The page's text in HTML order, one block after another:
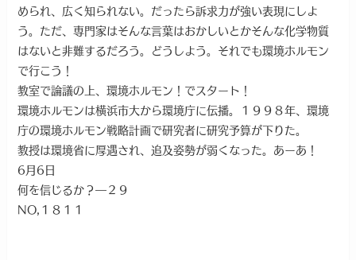
められ、広く知られない。だったら訴求力が強い表現にしよ
う。ただ、専門家はそんな言葉はおかしいとかそんな化学物質
はないと非難するだろう。どうしよう。それでも環境ホルモン
で行こう！
教室で論議の上、環境ホルモン！でスタート！
環境ホルモンは横浜市大から環境庁に伝播。１９９８年、環境
庁の環境ホルモン戦略計画で研究者に研究予算が下りた。
教授は環境省に厚遇され、追及姿勢が弱くなった。あーあ！
6月6日
何を信じるか？―２９
NO,１８１１